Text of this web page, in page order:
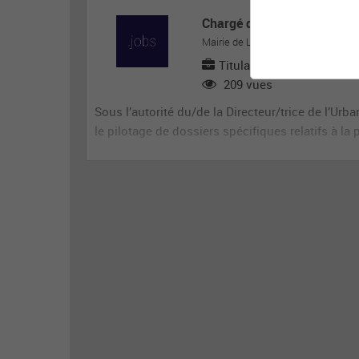
Chargé de mission foncier
Mairie de Limeil-Brévannes
Titulaire ou contractuel
209 vues
Sous l’autorité du/de la Directeur/trice de
le pilotage de dossiers spécifiques relatifs à la